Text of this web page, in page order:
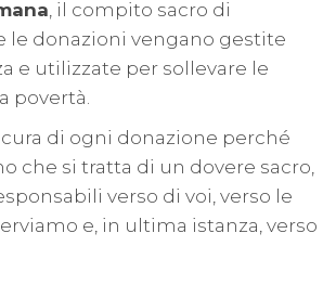
, il compito sacro di
le donazioni vengano gestite
e utilizzate per sollevare le
povertà.
di ogni donazione perché
che si tratta di un dovere sacro,
verso di voi, verso le
e, in ultima istanza, verso